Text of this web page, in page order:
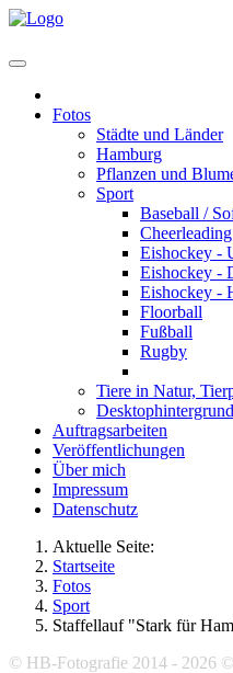
Fotos
Städte und Länder
Hamburg
Pflanzen und
Sport
Baseball /
Cheerleading
Eishockey -
Eishockey -
Eishockey -
Floorball
Fußball
Rugby
Tiere in Natur,
Auftragsarbeiten
Veröffentlichungen
Über mich
Impressum
Datenschutz
Aktuelle Seite:
Startseite
Fotos
Sport
Staffellauf "Stark für
© HB-Fotografie 2014 - 2026